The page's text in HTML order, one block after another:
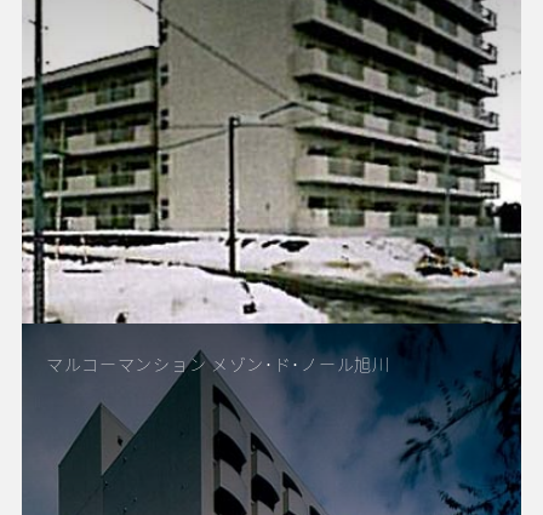
マルコーマンション メゾン･ド･ノール旭川